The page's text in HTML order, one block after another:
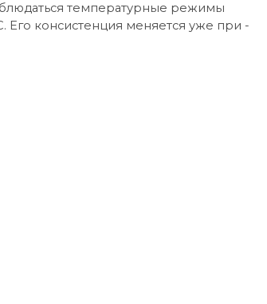
температурные режимы
Его консистенция меняется уже при -